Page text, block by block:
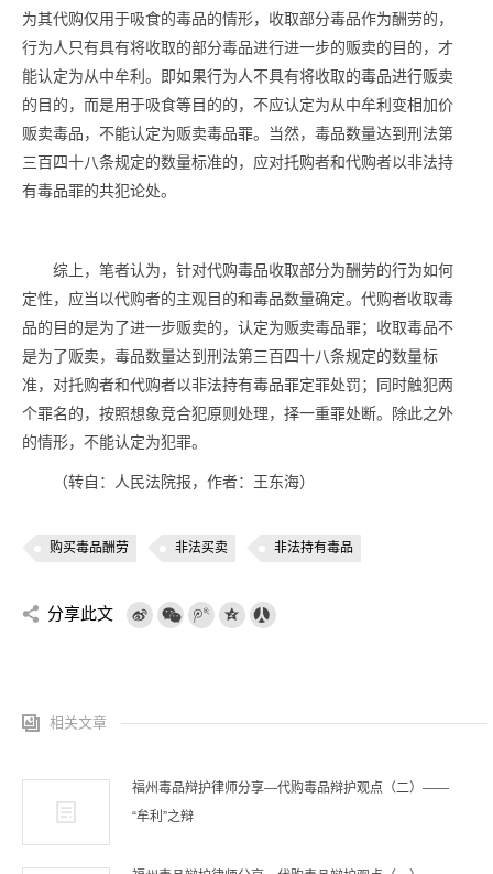
为其代购仅用于吸食的毒品的情形，收取部分毒品作为酬劳的，
行为人只有具有将收取的部分毒品进行进一步的贩卖的目的，才
能认定为从中牟利。即如果行为人不具有将收取的毒品进行贩卖
的目的，而是用于吸食等目的的，不应认定为从中牟利变相加价
贩卖毒品，不能认定为贩卖毒品罪。当然，毒品数量达到刑法第
三百四十八条规定的数量标准的，应对托购者和代购者以非法持
有毒品罪的共犯论处。
综上，笔者认为，针对代购毒品收取部分为酬劳的行为如何
定性，应当以代购者的主观目的和毒品数量确定。代购者收取毒
品的目的是为了进一步贩卖的，认定为贩卖毒品罪；收取毒品不
是为了贩卖，毒品数量达到刑法第三百四十八条规定的数量标
准，对托购者和代购者以非法持有毒品罪定罪处罚；同时触犯两
个罪名的，按照想象竞合犯原则处理，择一重罪处断。除此之外
的情形，不能认定为犯罪。
（转自：人民法院报，作者：王东海）
购买毒品酬劳 非法买卖 非法持有毒品
分享此文
相关文章
福州毒品辩护律师分享—代购毒品辩护观点（二）——
“牟利”之辩